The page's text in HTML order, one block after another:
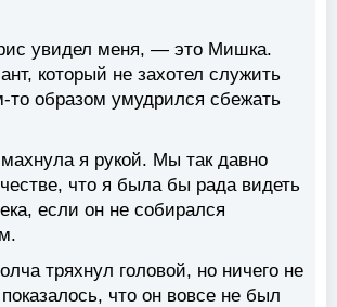
увидел меня, — это Мишка.
который не захотел служить
то образом умудрился сбежать
я рукой. Мы так давно
что я была бы рада видеть
если он не собирался
тряхнул головой, но ничего не
что он вовсе не был